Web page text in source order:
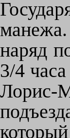
наряд
3/4
Лорис-